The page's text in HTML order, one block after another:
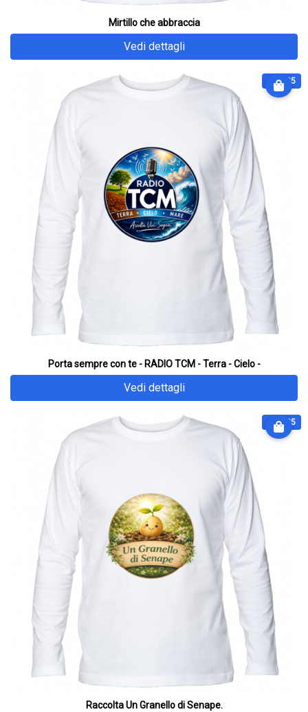
Mirtillo che abbraccia
Vedi dettagli
€ 31.25
Porta sempre con te - RADIO TCM - Terra - Cielo -
Vedi dettagli
€ 31.25
Raccolta Un Granello di Senape.